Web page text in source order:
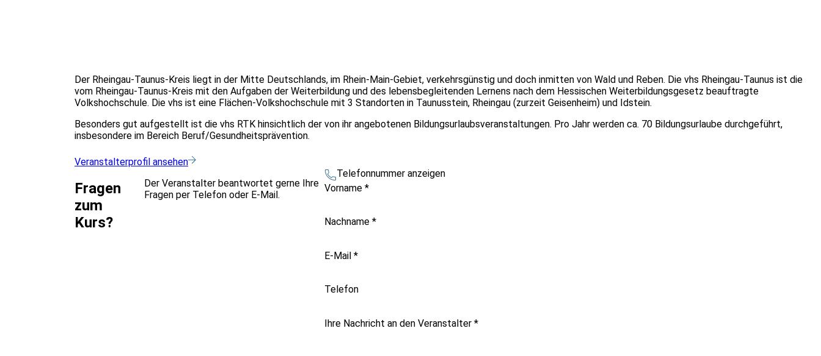
Der Rheingau-Taunus-Kreis liegt in der Mitte Deutschlands, im Rhein-Main-Gebiet, verkehrsgünstig und doch inmitten von Wald und Reben. Die vhs Rheingau-Taunus ist die
vom Rheingau-Taunus-Kreis mit den Aufgaben der Weiterbildung und des lebensbegleitenden Lernens nach dem Hessischen Weiterbildungsgesetz beauftragte
Volkshochschule. Die vhs ist eine Flächen-Volkshochschule mit 3 Standorten in Taunusstein, Rheingau (zurzeit Geisenheim) und Idstein.
Besonders gut aufgestellt ist die vhs RTK hinsichtlich der von ihr angebotenen Bildungsurlaubsveranstaltungen. Pro Jahr werden ca. 70 Bildungsurlaube durchgeführt,
insbesondere im Bereich Beruf/Gesundheitsprävention.
Veranstalterprofil ansehen
Fragen
zum
Kurs?
Der Veranstalter beantwortet gerne Ihre
Fragen per Telefon oder E-Mail.
Telefonnummer anzeigen
Vorname*
Nachname*
E-Mail*
Telefon
Ihre Nachricht an den Veranstalter*